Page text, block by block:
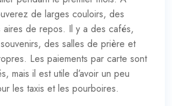
de larges couloirs, des
aires de repos. Il y a des cafés,
des salles de prière et
Les paiements par carte sont
mais il est utile d’avoir un peu
les taxis et les pourboires.